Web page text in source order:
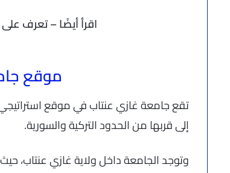
اقرأ أيضًا – تعرف
موقع
تقع جامعة غازي عنتاب في موقع استراتيجي
إلى قربها من الحدود التركية والسورية.
وتوجد الجامعة داخل ولاية غازي عنتاب،